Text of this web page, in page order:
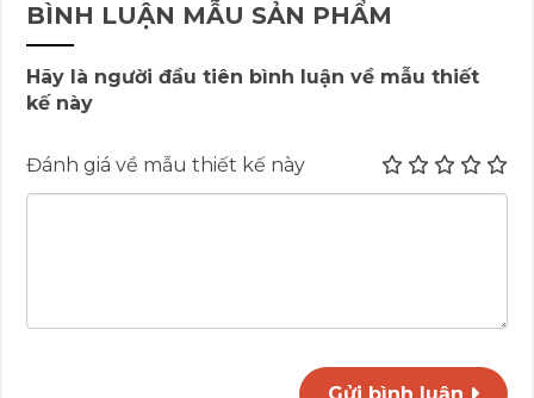
BÌNH LUẬN MẪU SẢN PHẨM
Hãy là người đầu tiên bình luận về mẫu thiết
kế này
Đánh giá về mẫu thiết kế này